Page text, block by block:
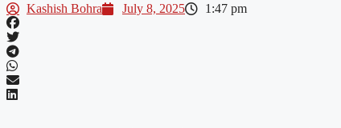
Kashish Bohra July 8, 2025 1:47 pm